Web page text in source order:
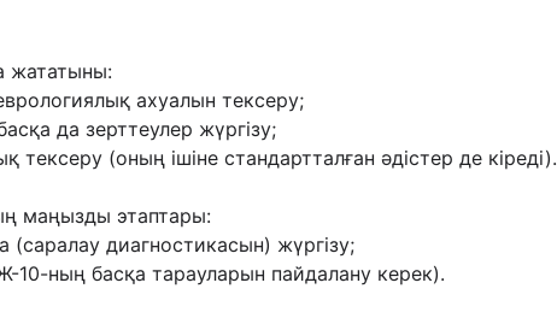
жататыны:
ахуалын тексеру;
да зерттеулер жүргізу;
тексеру (оның ішіне стандартталған əдістер де кіреді).
маңызды этаптары:
диагностикасын) жүргізу;
10-ның басқа тарауларын пайдалану керек).